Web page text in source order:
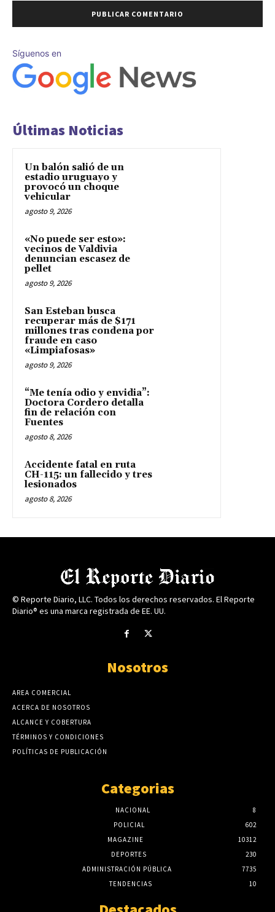
Síguenos en
Últimas Noticias
Un balón salió de un
estadio uruguayo y
provocó un choque
vehicular
agosto 9, 2026
«No puede ser esto»:
vecinos de Valdivia
denuncian escasez de
pellet
agosto 9, 2026
San Esteban busca
recuperar más de $171
millones tras condena por
fraude en caso
«Limpiafosas»
agosto 9, 2026
“Me tenía odio y envidia”:
Doctora Cordero detalla
fin de relación con
Fuentes
agosto 8, 2026
Accidente fatal en ruta
CH-115: un fallecido y tres
lesionados
agosto 8, 2026
© Reporte Diario, LLC. Todos los derechos reservados. El Reporte
Diario® es una marca registrada de EE. UU.
Nosotros
AREA COMERCIAL
ACERCA DE NOSOTROS
ALCANCE Y COBERTURA
TÉRMINOS Y CONDICIONES
POLÍTICAS DE PUBLICACIÓN
Categorias
NACIONAL
8
POLICIAL
602
MAGAZINE
10312
DEPORTES
230
ADMINISTRACIÓN PÚBLICA
7735
TENDENCIAS
10